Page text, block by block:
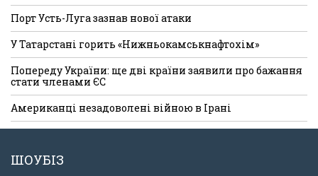
Порт Усть-Луга зазнав нової атаки
У Татарстані горить «Нижньокамськнафтохім»
Попереду України: ще дві країни заявили про бажання
стати членами ЄС
Американці незадоволені війною в Ірані
ШОУБІЗ